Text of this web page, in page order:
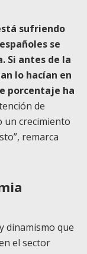
sufriendo
se
Si antes de la
lo hacían en
porcentaje ha
de
un crecimiento
remarca
dinamismo que
el sector